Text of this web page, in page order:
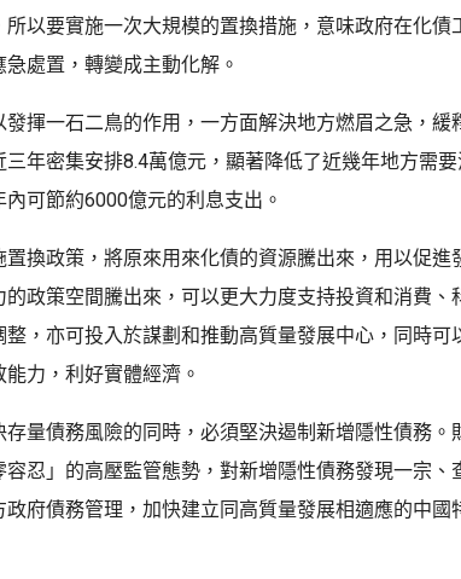
以要實施一次大規模的置換措施，意味政府在化債
處置，轉變成主動化解。
揮一石二鳥的作用，一方面解決地方燃眉之急，緩
年密集安排8.4萬億元，顯著降低了近幾年地方需
可節約6000億元的利息支出。
換政策，將原來用來化債的資源騰出來，用以促進
政策空間騰出來，可以更大力度支持投資和消費、
，亦可投入於謀劃和推動高質量發展中心，同時可
力，利好實體經濟。
量債務風險的同時，必須堅決遏制新增隱性債務。
容忍」的高壓監管態勢，對新增隱性債務發現一宗、
府債務管理，加快建立同高質量發展相適應的中國